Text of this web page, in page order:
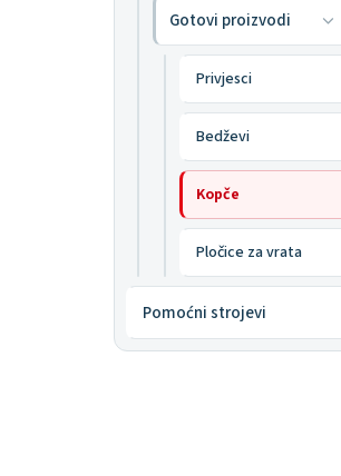
Gotovi proizvodi
Privjesci
Bedževi
Kopče
Pločice za vrata
Pomoćni strojevi